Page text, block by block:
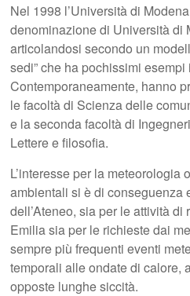
Nel 1998 l’Università di
denominazione di Università di
articolandosi secondo un
sedi” che ha pochissimi esempi
Contemporaneamente, hanno
le facoltà di Scienza delle
e la seconda facoltà di
Lettere e filosofia.
L’interesse per la meteorologia
ambientali si è di conseguenza
dell’Ateneo, sia per le attività
Emilia sia per le richieste dai
sempre più frequenti eventi
temporali alle ondate di calore,
opposte lunghe siccità.